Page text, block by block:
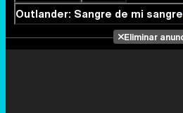
Outlander: Sangre de mi sangre
Eliminar